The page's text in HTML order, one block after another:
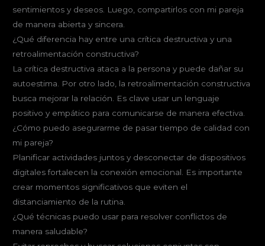
sentimientos y deseos. Luego, compartirlos con mi pareja
de manera abierta y sincera.
¿Qué diferencia hay entre una crítica destructiva y una
retroalimentación constructiva?
La crítica destructiva ataca a la persona y puede dañar su
autoestima. Por otro lado, la retroalimentación constructiva
busca mejorar la relación. Es clave usar un lenguaje
positivo y empático para comunicarse de manera efectiva.
¿Cómo puedo asegurarme de pasar tiempo de calidad con
mi pareja?
Planificar actividades juntos y desconectar de dispositivos
digitales fortalecen la conexión emocional. Es importante
crear momentos significativos que eviten el
distanciamiento de la rutina.
¿Qué técnicas puedo usar para resolver conflictos de
manera saludable?